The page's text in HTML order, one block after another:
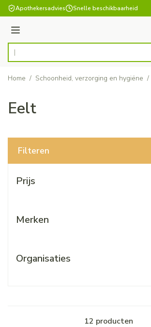
Ga naar de inhoud
Apothekersadvies Snelle beschikbaarheid
Menu
Product, merk, categorie...
Home / Schoonheid, verzorging en hygiëne /
Eelt
Filteren
Prijs
Merken
Organisaties
12 producten